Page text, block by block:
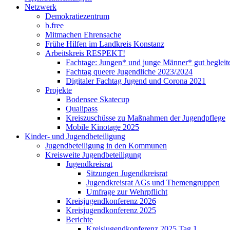
Netzwerk
Demokratiezentrum
b.free
Mitmachen Ehrensache
Frühe Hilfen im Landkreis Konstanz
Arbeitskreis RESPEKT!
Fachtage: Jungen* und junge Männer* gut
Fachtag queere Jugendliche 2023/2024
Digitaler Fachtag Jugend und Corona 2021
Projekte
Bodensee Skatecup
Qualipass
Kreiszuschüsse zu Maßnahmen der Jugendpflege
Mobile Kinotage 2025
Kinder- und Jugendbeteiligung
Jugendbeteiligung in den Kommunen
Kreisweite Jugendbeteiligung
Jugendkreisrat
Sitzungen Jugendkreisrat
Jugendkreisrat AGs und Themengruppen
Umfrage zur Wehrpflicht
Kreisjugendkonferenz 2026
Kreisjugendkonferenz 2025
Berichte